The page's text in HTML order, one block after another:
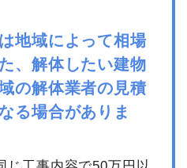
地域によって相場
、解体したい建物
の解体業者の見積
る場合がありま